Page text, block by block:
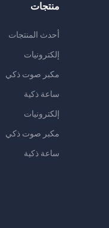
منتجات
أحدث المنتجات
إلكترونيات
مكبر صوت ذكي
ساعة ذكية
إلكترونيات
مكبر صوت ذكي
ساعة ذكية